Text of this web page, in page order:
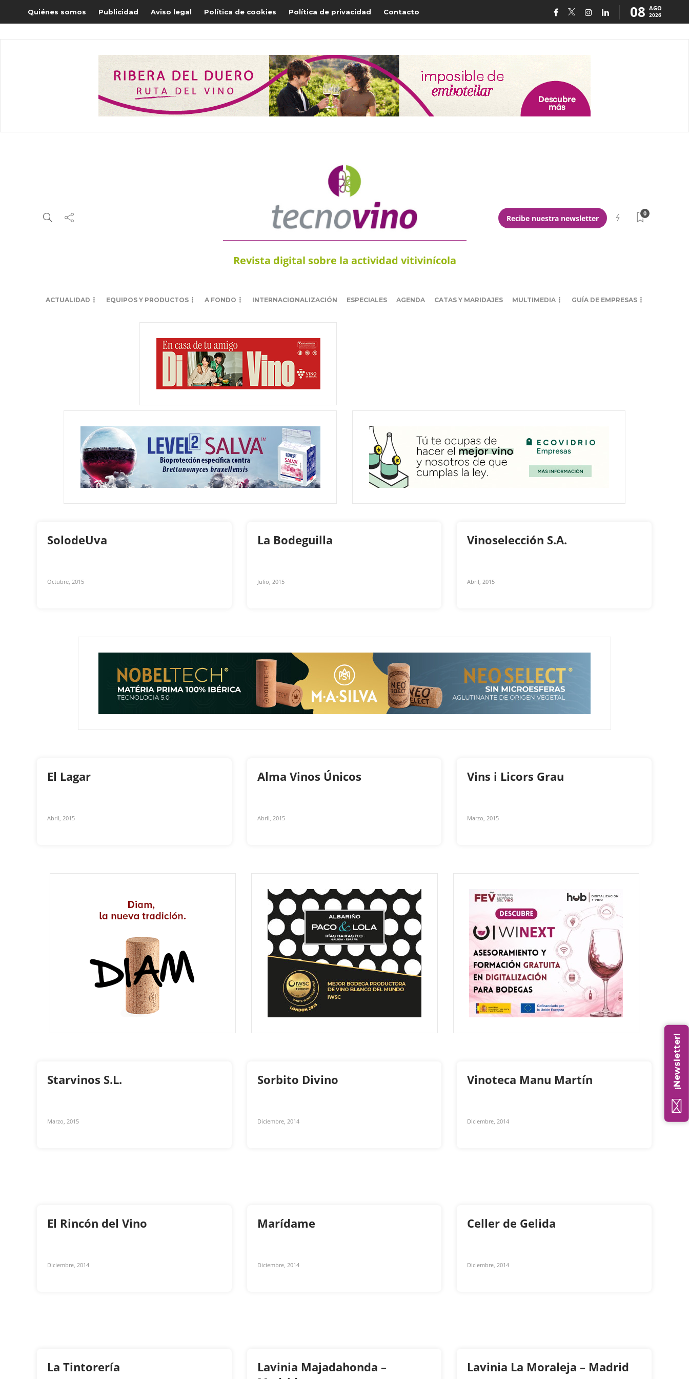
Quiénes somos Publicidad Aviso legal Política de cookies Política de privacidad Contacto 08 AGO
2026
Revista digital sobre la actividad vitivinícola
Recibe nuestra newsletter
0
ACTUALIDAD EQUIPOS Y PRODUCTOS A FONDO INTERNACIONALIZACIÓN ESPECIALES AGENDA CATAS Y MARIDAJES MULTIMEDIA GUÍA DE EMPRESAS
SolodeUva
Octubre, 2015
La Bodeguilla
Julio, 2015
Vinoselección S.A.
Abril, 2015
El Lagar
Abril, 2015
Alma Vinos Únicos
Abril, 2015
Vins i Licors Grau
Marzo, 2015
Starvinos S.L.
Marzo, 2015
Sorbito Divino
Diciembre, 2014
Vinoteca Manu Martín
Diciembre, 2014
El Rincón del Vino
Diciembre, 2014
Marídame
Diciembre, 2014
Celler de Gelida
Diciembre, 2014
La Tintorería
Lavinia Majadahonda –
Lavinia La Moraleja – Madrid
¡Newsletter!